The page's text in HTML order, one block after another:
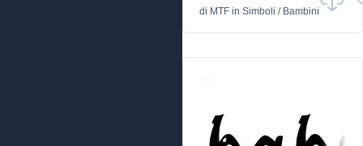
di MTF in Simboli / Bambini